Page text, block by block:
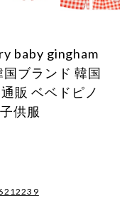
baby gingham
ブランド 韓国
販 ベベドピノ
供服